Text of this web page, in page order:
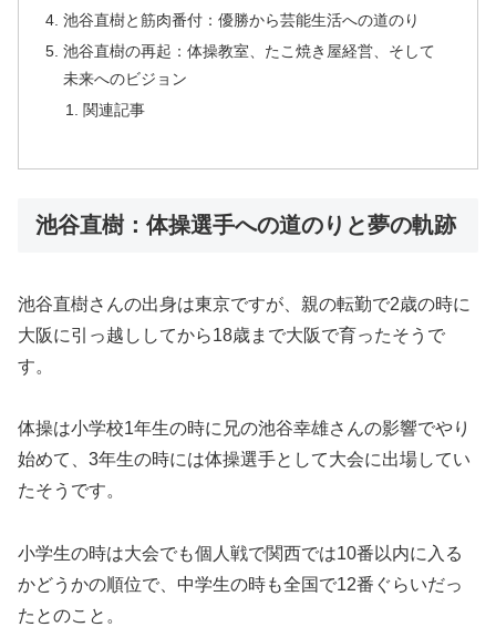
池谷直樹と筋肉番付：優勝から芸能生活への道のり
池谷直樹の再起：体操教室、たこ焼き屋経営、そして
未来へのビジョン
関連記事
池谷直樹：体操選手への道のりと夢の軌跡
池谷直樹さんの出身は東京ですが、親の転勤で2歳の時に
大阪に引っ越ししてから18歳まで大阪で育ったそうで
す。
体操は小学校1年生の時に兄の池谷幸雄さんの影響でやり
始めて、3年生の時には体操選手として大会に出場してい
たそうです。
小学生の時は大会でも個人戦で関西では10番以内に入る
かどうかの順位で、中学生の時も全国で12番ぐらいだっ
たとのこと。